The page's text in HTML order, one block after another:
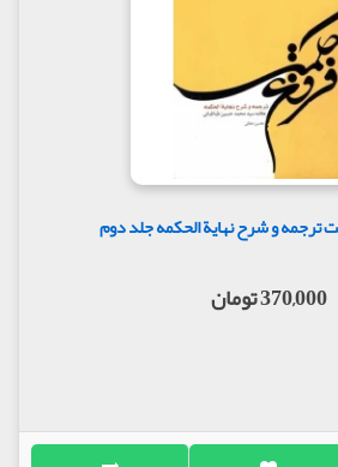
و شرح نهایة الحکمه جلد دوم
370,000 تومان